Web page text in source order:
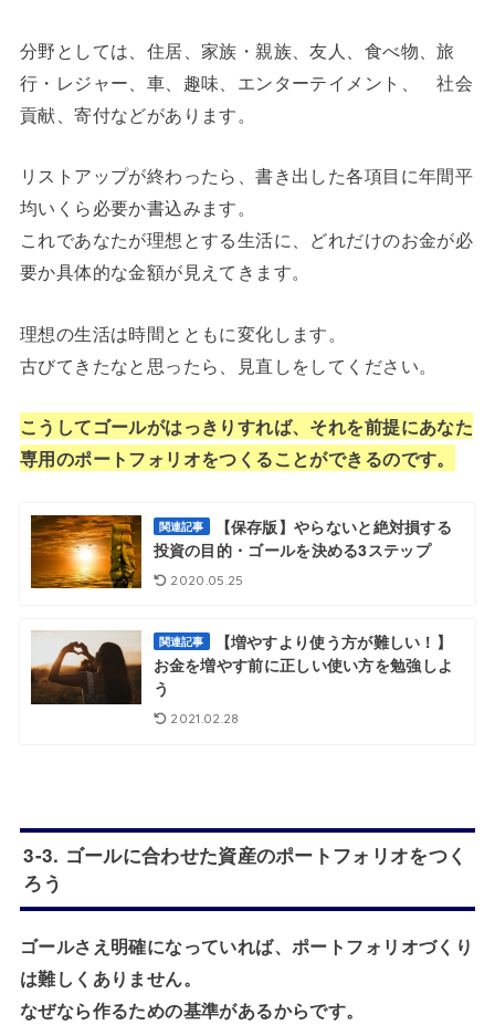
分野としては、住居、家族・親族、友人、食べ物、旅
行・レジャー、車、趣味、エンターテイメント、 社会
貢献、寄付などがあります。
リストアップが終わったら、書き出した各項目に年間平
均いくら必要か書込みます。
これであなたが理想とする生活に、どれだけのお金が必
要か具体的な金額が見えてきます。
理想の生活は時間とともに変化します。
古びてきたなと思ったら、見直しをしてください。
こうしてゴールがはっきりすれば、それを前提にあなた
専用のポートフォリオをつくることができるのです。
関連記事
【保存版】やらないと絶対損する
投資の目的・ゴールを決める3ステップ
2020.05.25
関連記事
【増やすより使う方が難しい！】
お金を増やす前に正しい使い方を勉強しよ
う
2021.02.28
3-3. ゴールに合わせた資産のポートフォリオをつく
ろう
ゴールさえ明確になっていれば、ポートフォリオづくり
は難しくありません。
なぜなら作るための基準があるからです。